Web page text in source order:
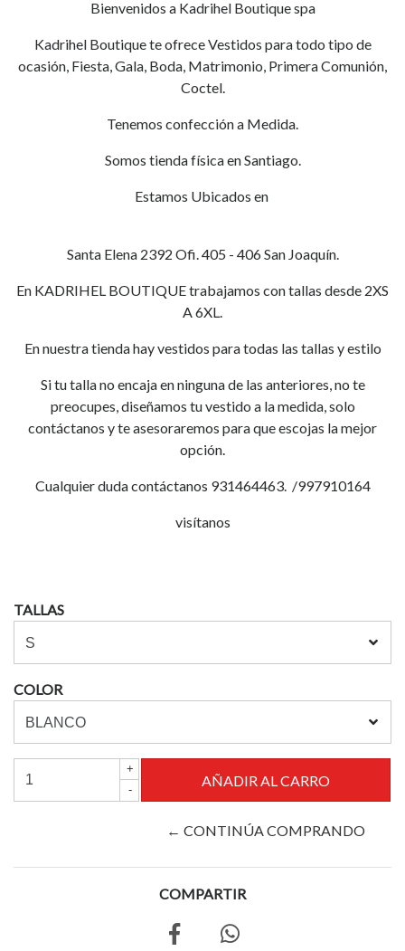
Bienvenidos a Kadrihel Boutique spa
Kadrihel Boutique te ofrece Vestidos para todo tipo de
ocasión, Fiesta, Gala, Boda, Matrimonio, Primera Comunión,
Coctel.
Tenemos confección a Medida.
Somos tienda física en Santiago.
Estamos Ubicados en
Santa Elena 2392 Ofi. 405 - 406 San Joaquín.
En KADRIHEL BOUTIQUE trabajamos con tallas desde 2XS
A 6XL.
En nuestra tienda hay vestidos para todas las tallas y estilo
Si tu talla no encaja en ninguna de las anteriores, no te
preocupes, diseñamos tu vestido a la medida, solo
contáctanos y te asesoraremos para que escojas la mejor
opción.
Cualquier duda contáctanos 931464463. /997910164
visítanos
TALLAS
COLOR
+
-
← CONTINÚA COMPRANDO
COMPARTIR